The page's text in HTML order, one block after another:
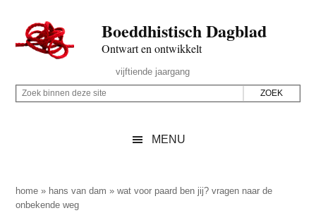
naar
de
inhoud
secondary
naar
de
sidebar
naar
de
Boeddhistisch Dagblad
Ontwart en ontwikkelt
Rechts
vijftiende jaargang
Z
p
Z
i
n
MENU
home » hans van dam »wat voor paard ben jij? vragen naar de
onbekende weg